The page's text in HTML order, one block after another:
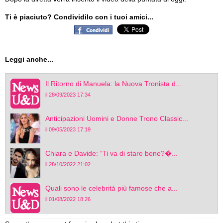
Ti è piaciuto? Condividilo con i tuoi amici...
Leggi anche...
Il Ritorno di Manuela: la Nuova Tronista d...
il 28/09/2023 17:34
Anticipazioni Uomini e Donne Trono Classic...
il 09/05/2023 17:19
Chiara e Davide: “Ti va di stare bene?�...
il 28/10/2022 21:02
Quali sono le celebrità più famose che a...
il 01/08/2022 18:26